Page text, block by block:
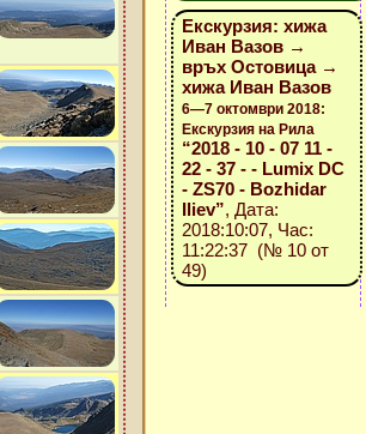
Екскурзия: хижа
Иван Вазов →
връх Остовица →
хижа Иван Вазов
6—7 октомври 2018:
Екскурзия на Рила
“2018 - 10 - 07 11 -
22 - 37 - - Lumix DC
- ZS70 - Bozhidar
Iliev”, Дата:
2018:10:07, Час:
11:22:37 (№ 10 от
49)